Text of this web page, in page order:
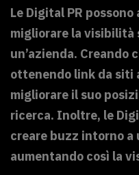
Le Digital PR
migliorare la visibilità
un’azienda.
ottenendo link da siti
migliorare il suo
ricerca. Inoltre, le
creare buzz intorno a
aumentando così la